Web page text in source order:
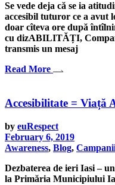
Se vede deja că se ia
accesibil tuturor ce a avut
doar cîteva ore după
cu dizABILITĂȚI,
transmis un mesaj
Read More
Accesibilitate = Viață
by euRespect
February 6, 2019
Awareness, Blog,
Dezbaterea de ieri Iasi –
la Primăria Municipiului